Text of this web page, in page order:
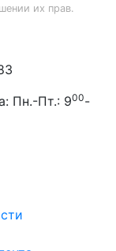
их прав.
Пн.-Пт.: 900-